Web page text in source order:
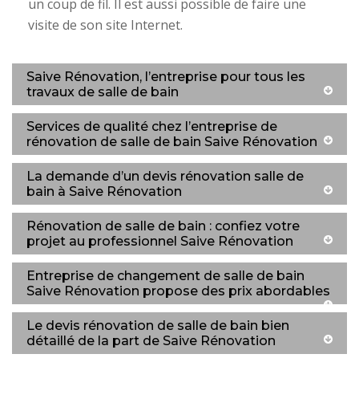
un coup de fil. Il est aussi possible de faire une
visite de son site Internet.
Saive Rénovation, l’entreprise pour tous les
travaux de salle de bain
Services de qualité chez l’entreprise de
rénovation de salle de bain Saive Rénovation
La demande d’un devis rénovation salle de
bain à Saive Rénovation
Rénovation de salle de bain : confiez votre
projet au professionnel Saive Rénovation
Entreprise de changement de salle de bain
Saive Rénovation propose des prix abordables
Le devis rénovation de salle de bain bien
détaillé de la part de Saive Rénovation